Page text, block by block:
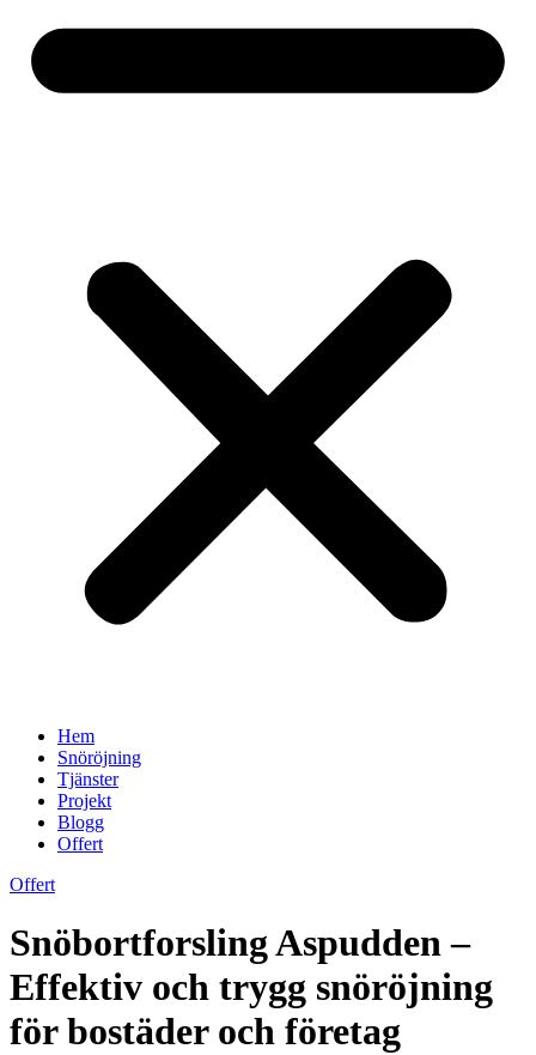
Hem
Snöröjning
Tjänster
Projekt
Blogg
Offert
Offert
Snöbortforsling Aspudden –
Effektiv och trygg snöröjning
för bostäder och företag